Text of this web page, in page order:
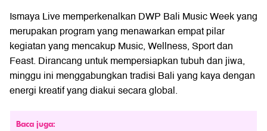
Ismaya Live memperkenalkan DWP Bali Music Week yang
merupakan program yang menawarkan empat pilar
kegiatan yang mencakup Music, Wellness, Sport dan
Feast. Dirancang untuk mempersiapkan tubuh dan jiwa,
minggu ini menggabungkan tradisi Bali yang kaya dengan
energi kreatif yang diakui secara global.
Baca juga: